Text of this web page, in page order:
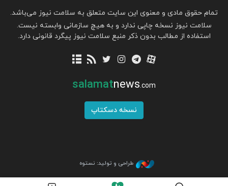
تمام حقوق مادی و معنوی این سایت متعلق به سلامت نیوز می‌باشد.
سلامت نیوز نسخه چاپی ندارد و به هیچ سازمانی وابسته نیست.
استفاده از مطالب بدون ذکر منبع سلامت نیوز پیگرد قانونی دارد.
salamatnews.com
نسخه دسکتاپ
طراحی و تولید: نستوه